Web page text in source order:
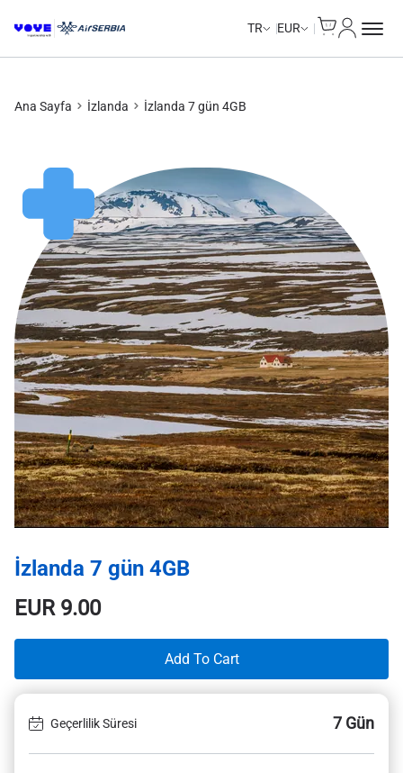
TR EUR
Ana Sayfa İzlanda İzlanda 7 gün 4GB
İzlanda 7 gün 4GB
EUR9.00
Add To Cart
Geçerlilik Süresi 7 Gün